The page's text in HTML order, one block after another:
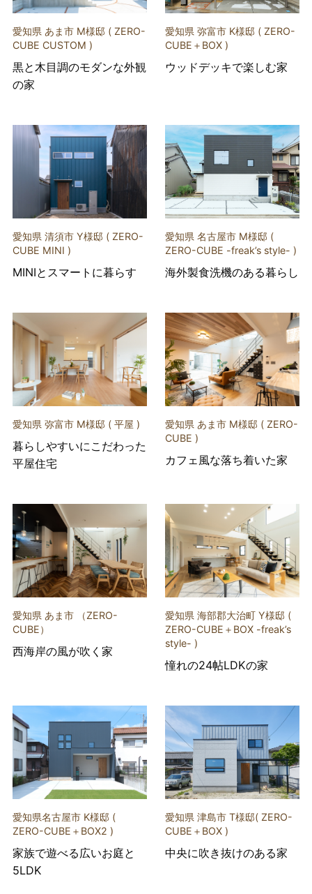
愛知県 あま市 M様邸 ( ZERO-
CUBE CUSTOM )
黒と木目調のモダンな外観
の家
愛知県 弥富市 K様邸 ( ZERO-
CUBE＋BOX )
ウッドデッキで楽しむ家
愛知県 清須市 Y様邸 ( ZERO-
CUBE MINI )
MINIとスマートに暮らす
愛知県 名古屋市 M様邸 (
ZERO-CUBE -freak’s style- )
海外製食洗機のある暮らし
愛知県 弥富市 M様邸 ( 平屋 )
暮らしやすいにこだわった
平屋住宅
愛知県 あま市 M様邸 ( ZERO-
CUBE )
カフェ風な落ち着いた家
愛知県 あま市 （ZERO-
CUBE）
西海岸の風が吹く家
愛知県 海部郡大治町 Y様邸 (
ZERO-CUBE＋BOX -freak’s
style- )
憧れの24帖LDKの家
愛知県名古屋市 K様邸 (
ZERO-CUBE＋BOX2 )
家族で遊べる広いお庭と
5LDK
愛知県 津島市 T様邸( ZERO-
CUBE＋BOX )
中央に吹き抜けのある家